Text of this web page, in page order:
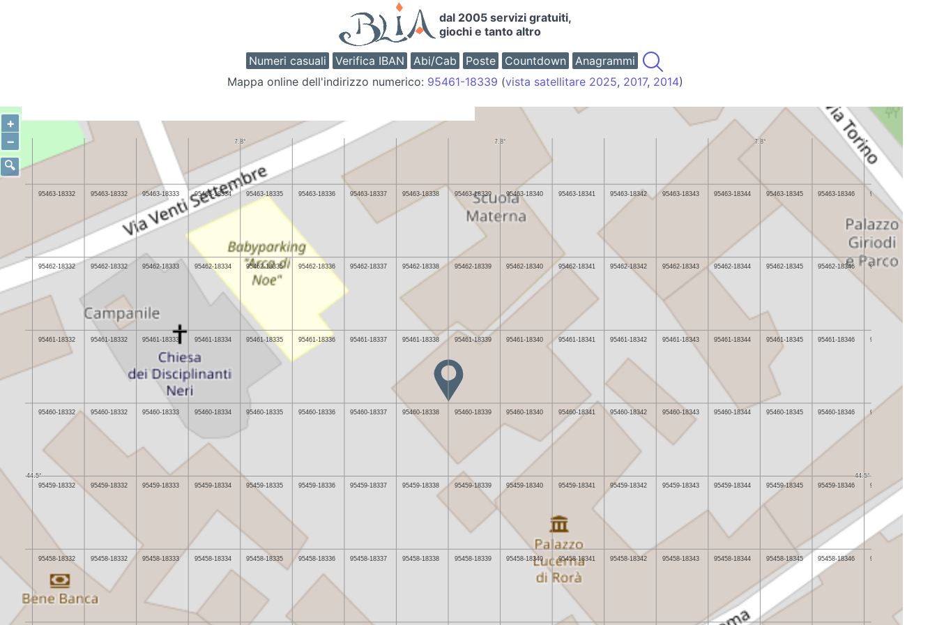
dal 2005 servizi gratuiti,
giochi e tanto altro
Numeri casuali Verifica IBAN Abi/Cab Poste Countdown
Anagrammi
Mappa online dell'indirizzo numerico: 95461-18339 (vista satellitare 2025, 2017, 2014)
+
−